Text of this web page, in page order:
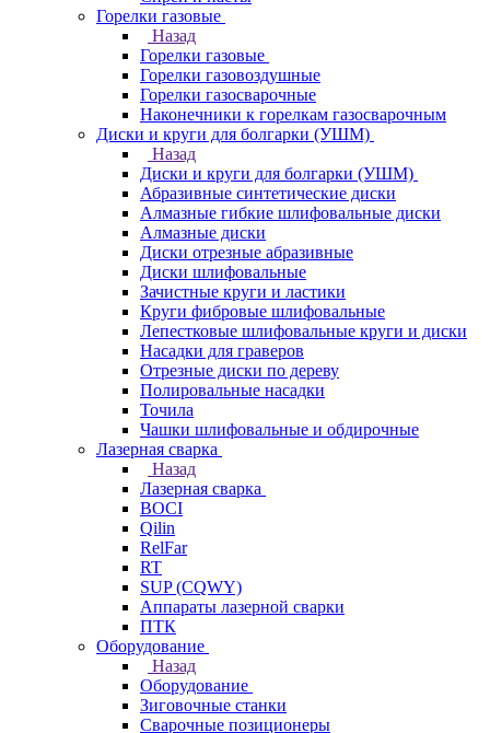
Горелки газовые
Назад
Горелки газовые
Горелки газовоздушные
Горелки газосварочные
Наконечники к горелкам газосварочным
Диски и круги для болгарки (УШМ)
Назад
Диски и круги для болгарки (УШМ)
Абразивные синтетические диски
Алмазные гибкие шлифовальные диски
Алмазные диски
Диски отрезные абразивные
Диски шлифовальные
Зачистные круги и ластики
Круги фибровые шлифовальные
Лепестковые шлифовальные круги и диски
Насадки для граверов
Отрезные диски по дереву
Полировальные насадки
Точила
Чашки шлифовальные и обдирочные
Лазерная сварка
Назад
Лазерная сварка
BOCI
Qilin
RelFar
RT
SUP (CQWY)
Аппараты лазерной сварки
ПТК
Оборудование
Назад
Оборудование
Зиговочные станки
Сварочные позиционеры